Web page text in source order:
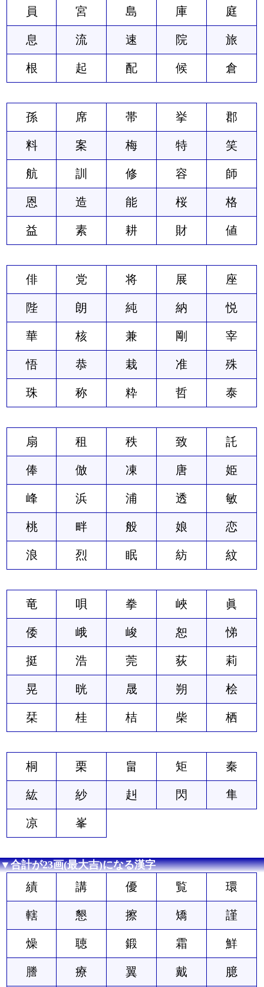
員 宮 島 庫 庭
息 流 速 院 旅
根 起 配 候 倉
孫 席 帯 挙 郡
料 案 梅 特 笑
航 訓 修 容 師
恩 造 能 桜 格
益 素 耕 財 値
俳 党 将 展 座
陛 朗 純 納 悦
華 核 兼 剛 宰
悟 恭 栽 准 殊
珠 称 粋 哲 泰
扇 租 秩 致 託
俸 倣 凍 唐 姫
峰 浜 浦 透 敏
桃 畔 般 娘 恋
浪 烈 眠 紡 紋
竜 唄 拳 峽 眞
倭 峨 峻 恕 悌
挺 浩 莞 荻 莉
晃 晄 晟 朔 桧
栞 桂 桔 柴 栖
桐 栗 畠 矩 秦
紘 紗 赳 閃 隼
凉 峯
▼合計が23画(最大吉)になる漢字
績 講 優 覧 環
轄 懇 擦 矯 謹
燥 聴 鍛 霜 鮮
謄 療 翼 戴 臆